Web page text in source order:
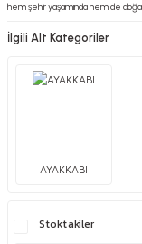
hem şehir yaşamında hem de
İlgili Alt Kategoriler
AYAKKABI
Stoktakiler